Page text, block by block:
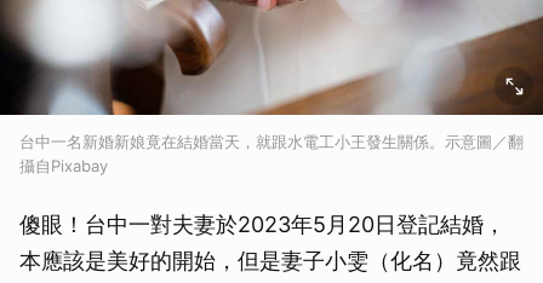
台中一名新婚新娘竟在結婚當天，就跟水電工小王發生關係。示意圖／翻
攝自Pixabay
傻眼！台中一對夫妻於2023年5月20日登記結婚，
本應該是美好的開始，但是妻子小雯（化名）竟然跟